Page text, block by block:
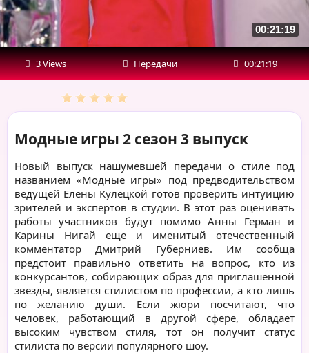
00:21:19
3 Views Передачи 00:21:19
Модные игры 2 сезон 3 выпуск
Новый выпуск нашумевшей передачи о стиле под
названием «Модные игры» под предводительством
ведущей Елены Кулецкой готов проверить интуицию
зрителей и экспертов в студии. В этот раз оценивать
работы участников будут помимо Анны Герман и
Карины Нигай еще и именитый отечественный
комментатор Дмитрий Губерниев. Им сообща
предстоит правильно ответить на вопрос, кто из
конкурсантов, собирающих образ для приглашенной
звезды, является стилистом по профессии, а кто лишь
по желанию души. Если жюри посчитают, что
человек, работающий в другой сфере, обладает
высоким чувством стиля, тот он получит статус
стилиста по версии популярного шоу.